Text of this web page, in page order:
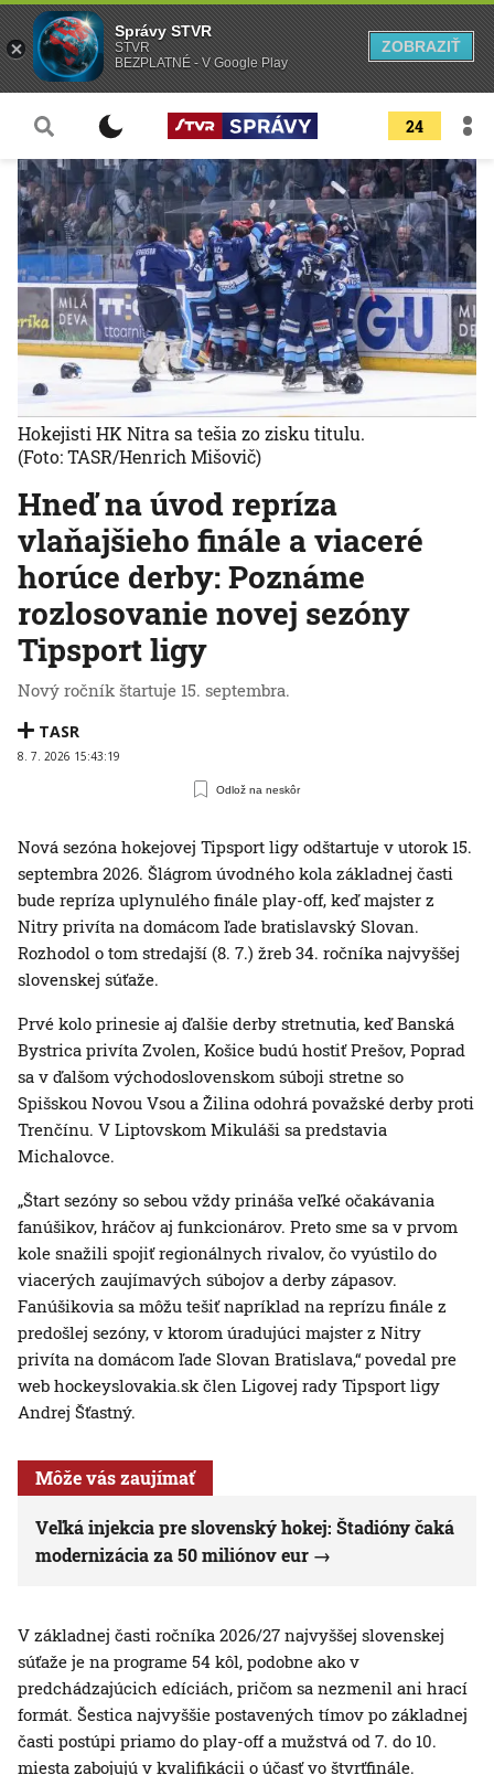
24
Hneď na úvod repríza
vlaňajšieho finále a viaceré
horúce derby: Poznáme
rozlosovanie novej sezóny
Tipsport ligy
Nový ročník štartuje 15. septembra.
TASR
8. 7. 2026 15:43:19
Odlož na neskôr
Hokejisti HK Nitra sa tešia zo zisku titulu.
(Foto: TASR/Henrich Mišovič)
Nová sezóna hokejovej Tipsport ligy odštartuje v utorok 15.
septembra 2026. Šlágrom úvodného kola základnej časti
bude repríza uplynulého finále play-off, keď majster z
Nitry privíta na domácom ľade bratislavský Slovan.
Rozhodol o tom stredajší (8. 7.) žreb 34. ročníka najvyššej
slovenskej súťaže.
Prvé kolo prinesie aj ďalšie derby stretnutia, keď Banská
Bystrica privíta Zvolen, Košice budú hostiť Prešov, Poprad
sa v ďalšom východoslovenskom súboji stretne so
Spišskou Novou Vsou a Žilina odohrá považské derby proti
Trenčínu. V Liptovskom Mikuláši sa predstavia
Michalovce.
„Štart sezóny so sebou vždy prináša veľké očakávania
fanúšikov, hráčov aj funkcionárov. Preto sme sa v prvom
kole snažili spojiť regionálnych rivalov, čo vyústilo do
viacerých zaujímavých súbojov a derby zápasov.
Fanúšikovia sa môžu tešiť napríklad na reprízu finále z
predošlej sezóny, v ktorom úradujúci majster z Nitry
privíta na domácom ľade Slovan Bratislava,“ povedal pre
web hockeyslovakia.sk člen Ligovej rady Tipsport ligy
Andrej Šťastný.
Môže vás zaujímať
Veľká injekcia pre slovenský hokej: Štadióny čaká
modernizácia za 50 miliónov eur
V základnej časti ročníka 2026/27 najvyššej slovenskej
súťaže je na programe 54 kôl, podobne ako v
predchádzajúcich edíciách, pričom sa nezmenil ani hrací
formát. Šestica najvyššie postavených tímov po základnej
časti postúpi priamo do play-off a mužstvá od 7. do 10.
miesta zabojujú v kvalifikácii o účasť vo štvrťfinále.
Správy STVR
STVR
BEZPLATNÉ - V Google Play
ZOBRAZIŤ